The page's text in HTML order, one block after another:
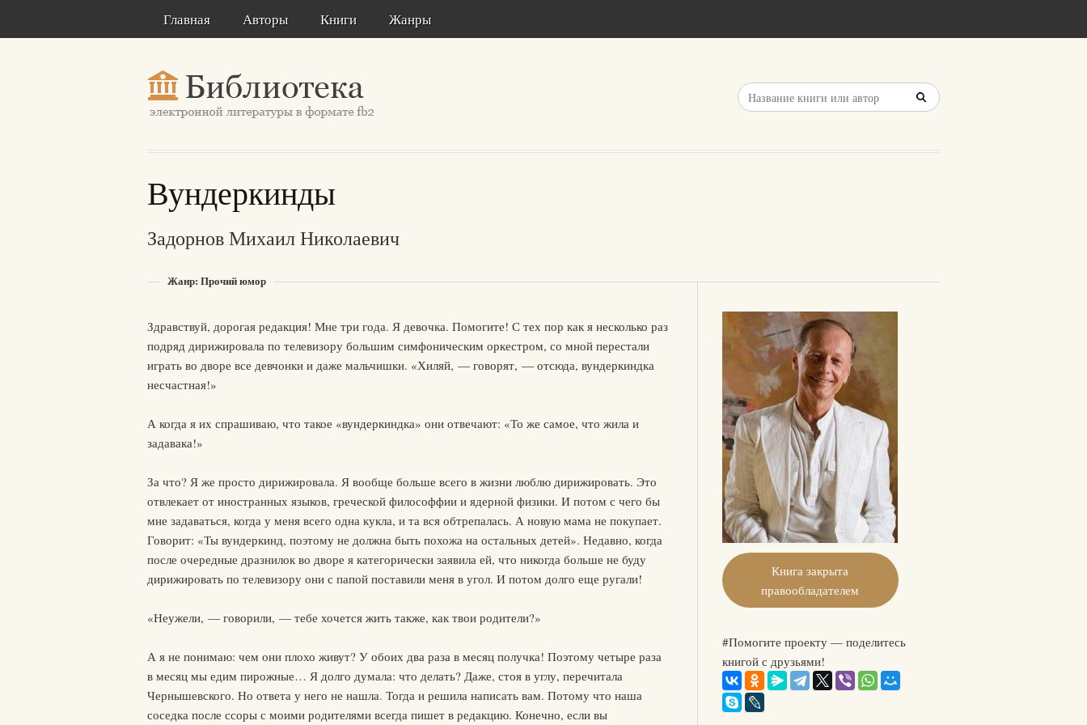
Главная Авторы Книги Жанры
Вундеркинды
Задорнов Михаил Николаевич
Жанр: Прочий юмор
Здравствуй, дорогая редакция! Мне три года. Я девочка. Помогите! С тех пор как я несколько раз
подряд дирижировала по телевизору большим симфоническим оркестром, со мной перестали
играть во дворе все девчонки и даже мальчишки. «Хиляй, — говорят, — отсюда, вундеркиндка
несчастная!»
А когда я их спрашиваю, что такое «вундеркиндка» они отвечают: «То же самое, что жила и
задавака!»
За что? Я же просто дирижировала. Я вообще больше всего в жизни люблю дирижировать. Это
отвлекает от иностранных языков, греческой философфии и ядерной физики. И потом с чего бы
мне задаваться, когда у меня всего одна кукла, и та вся обтрепалась. А новую мама не покупает.
Говорит: «Ты вундеркинд, поэтому не должна быть похожа на остальных детей». Недавно, когда
после очередные дразнилок во дворе я категорически заявила ей, что никогда больше не буду
дирижировать по телевизору они с папой поставили меня в угол. И потом долго еще ругали!
«Неужели, — говорили, — тебе хочется жить также, как твои родители?»
А я не понимаю: чем они плохо живут? У обоих два раза в месяц получка! Поэтому четыре раза
в месяц мы едим пирожные… Я долго думала: что делать? Даже, стоя в углу, перечитала
Чернышевского. Но ответа у него не нашла. Тогда и решила написать вам. Потому что наша
соседка после ссоры с моими родителями всегда пишет в редакцию. Конечно, если вы
Книга закрыта
правообладателем
#Помогите проекту — поделитесь
книгой с друзьями!